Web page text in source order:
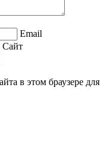
Email
Сайт
в этом браузере для